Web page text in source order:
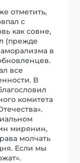
отметить,
с
как совне,
(прежде
в
все
В
комитета
мирянин,
молчать
Если мы